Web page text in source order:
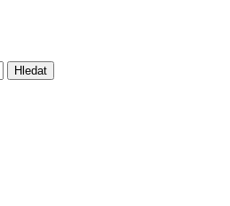
Hledat